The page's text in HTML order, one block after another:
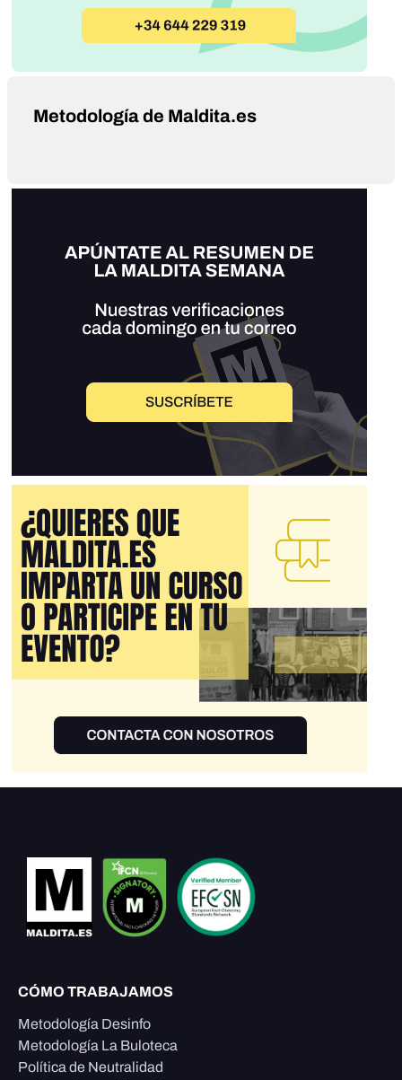
Metodología de Maldita.es
CÓMO TRABAJAMOS
Metodología Desinfo
Metodología La Buloteca
Política de Neutralidad